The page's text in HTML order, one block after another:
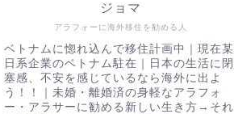
アラフォーに海外移住を勧める人
ジョマ
ベトナムに惚れ込んで移住計画中｜現在某
日系企業のベトナム駐在｜日本の生活に閉
塞感、不安を感じているなら海外に出よ
う！！｜未婚・離婚済の身軽なアラフォ
ー・アラサーに勧める新しい生き方→それ